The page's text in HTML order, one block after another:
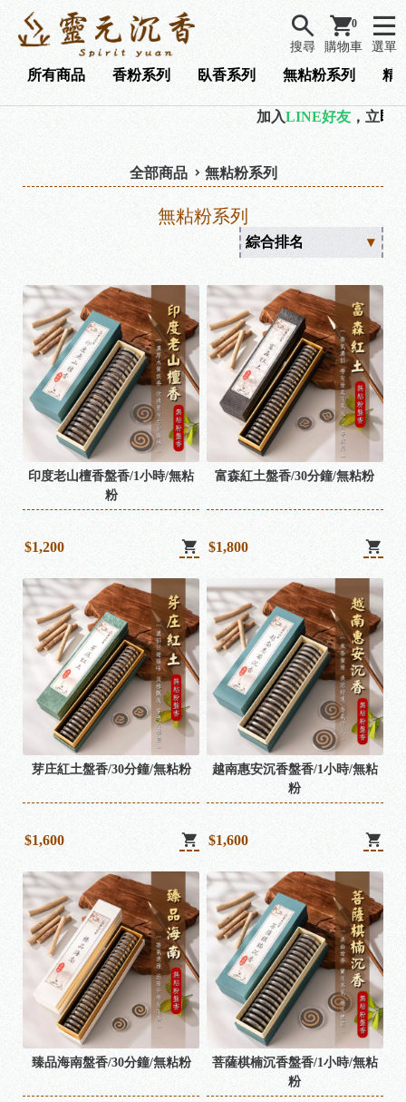
0
購物車
搜尋 選單
所有商品 香粉系列 臥香系列 無粘粉系列 精
加入 LINE好友，立即領
全部商品 無粘粉系列
無粘粉系列
印度老山檀香盤香/1小時/無粘
粉
$1,200
富森紅土盤香/30分鐘/無粘粉
$1,800
芽庄紅土盤香/30分鐘/無粘粉
$1,600
越南惠安沉香盤香/1小時/無粘
粉
$1,600
臻品海南盤香/30分鐘/無粘粉
菩薩棋楠沉香盤香/1小時/無粘
粉